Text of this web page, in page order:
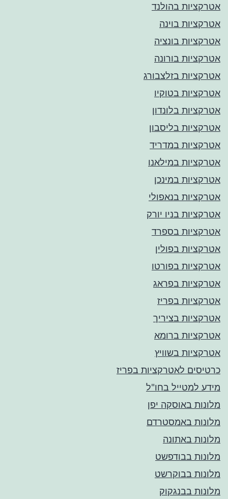
אטרקציות בהולנד
אטרקציות בוינה
אטרקציות בונציה
אטרקציות בורונה
אטרקציות בזלצבורג
אטרקציות בטוקיו
אטרקציות בלונדון
אטרקציות בליסבון
אטרקציות במדריד
אטרקציות במילאנו
אטרקציות במינכן
אטרקציות בנאפולי
אטרקציות בניו יורק
אטרקציות בספרד
אטרקציות בפולין
אטרקציות בפורטו
אטרקציות בפראג
אטרקציות בפריז
אטרקציות בציריך
אטרקציות ברומא
אטרקציות בשוויץ
כרטיסים לאטרקציות בפריז
מידע למטייל בחו"ל
מלונות באוסקה יפן
מלונות באמסטרדם
מלונות באתונה
מלונות בבודפשט
מלונות בבוקרשט
מלונות בבנגקוק